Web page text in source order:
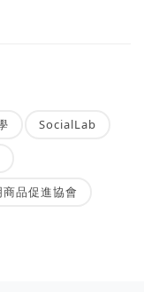
SocialLab
品促進協會